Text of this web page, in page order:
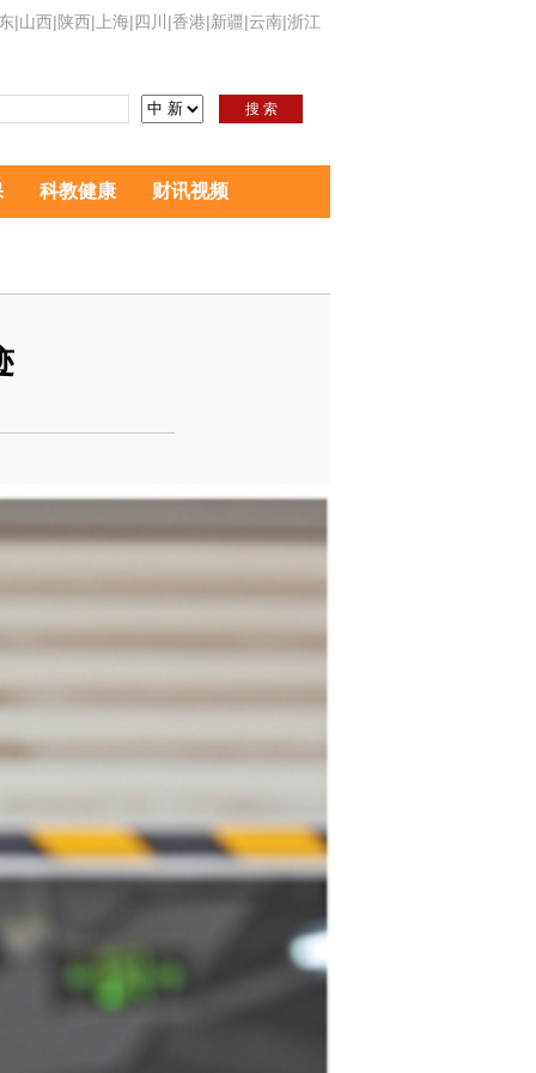
|山西|陕西| 上海|四川 |香港|新疆|云南|浙江
搜 索
科教健康 财讯视频